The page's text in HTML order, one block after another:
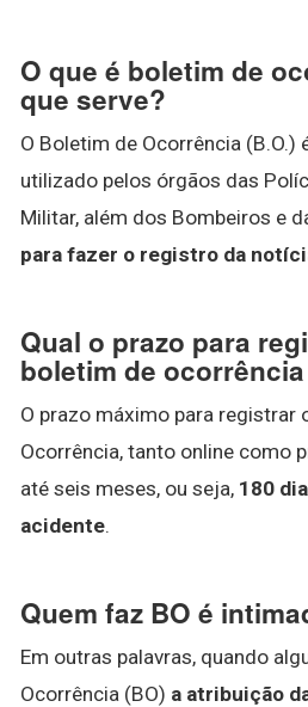
O que é boletim de
que serve?
O Boletim de Ocorrência
utilizado pelos órgãos das
Militar, além dos Bombeiros e
para fazer o registro da
Qual o prazo para
boletim de
O prazo máximo para registrar
Ocorrência, tanto online como
até seis meses, ou seja, 180
acidente.
Quem faz BO é
Em outras palavras, quando
Ocorrência (BO) a atribuição